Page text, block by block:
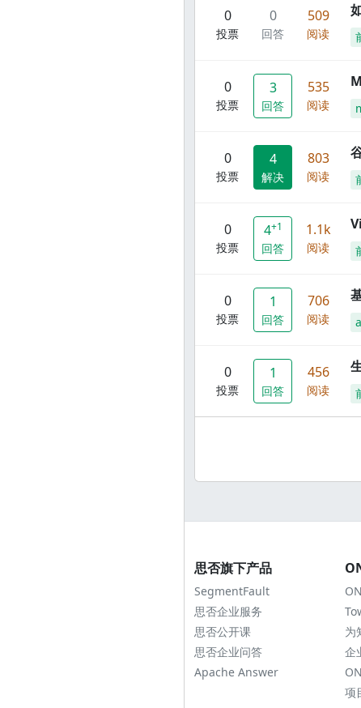
0
投票
0
回答
509
阅读
0
投票
3
回答
535
阅读
0
投票
4
解决
803
阅读
0
投票
4+1
回答
1.1k
阅读
0
投票
1
回答
706
阅读
0
投票
1
回答
456
阅读
思否旗下产品
SegmentFault
思否企业服务
思否公开课
思否企业问答
Apache Answer
为
企
项